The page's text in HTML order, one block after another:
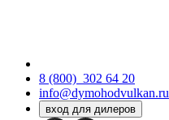
8 (800) 302 64 20
info@dymohodvulkan.ru